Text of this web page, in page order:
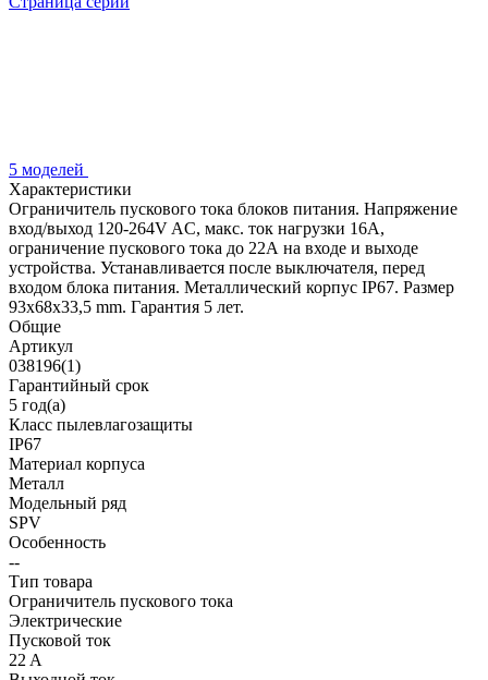
5 моделей
Характеристики
Ограничитель пускового тока блоков питания. Напряжение
вход/выход 120-264V AC, макс. ток нагрузки 16A,
ограничение пускового тока до 22А на входе и выходе
устройства. Устанавливается после выключателя, перед
входом блока питания. Металлический корпус IP67. Размер
93x68x33,5 mm. Гарантия 5 лет.
Общие
Артикул
038196(1)
Гарантийный срок
5 год(а)
Класс пылевлагозащиты
IP67
Материал корпуса
Металл
Модельный ряд
SPV
Особенность
--
Тип товара
Ограничитель пускового тока
Электрические
Пусковой ток
22 A